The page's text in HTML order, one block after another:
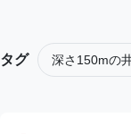
タグ 深さ150mの